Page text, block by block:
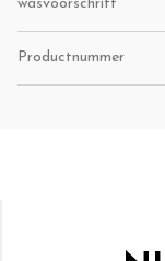
wasvoorschrift
Productnummer